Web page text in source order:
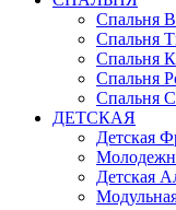
Спальня
Спальня
Спальня
Спальня
Спальня
ДЕТСКАЯ
Детская
Детская